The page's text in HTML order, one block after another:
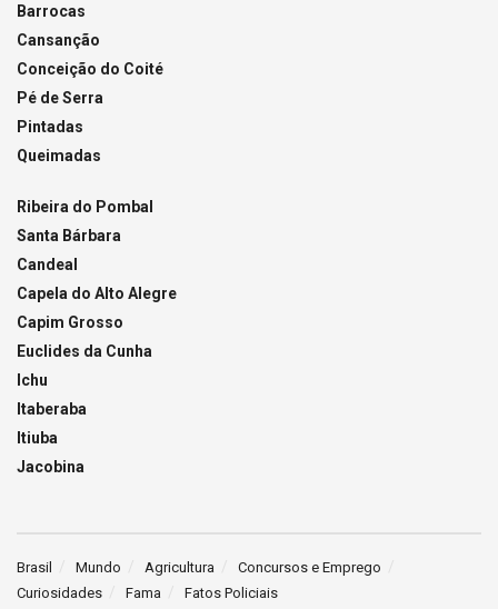
Barrocas
Cansanção
Conceição do Coité
Pé de Serra
Pintadas
Queimadas
Ribeira do Pombal
Santa Bárbara
Candeal
Capela do Alto Alegre
Capim Grosso
Euclides da Cunha
Ichu
Itaberaba
Itiuba
Jacobina
Brasil Mundo Agricultura
Concursos e Emprego
Curiosidades
Fama Fatos Policiais